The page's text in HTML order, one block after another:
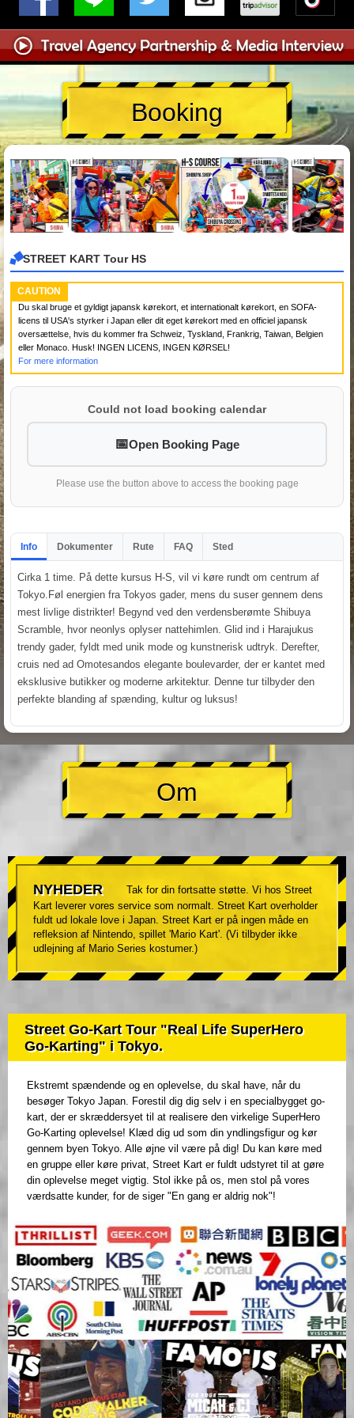
Booking
STREET KART Tour HS
CAUTION
Du skal bruge et gyldigt japansk kørekort, et internationalt kørekort, en SOFA-
licens til USA's styrker i Japan eller dit eget kørekort med en officiel japansk
oversættelse, hvis du kommer fra Schweiz, Tyskland, Frankrig, Taiwan, Belgien
eller Monaco. Husk! INGEN LICENS, INGEN KØRSEL!
For mere information
Could not load booking calendar
Open Booking Page
Please use the button above to access the booking page
Info Dokumenter Rute FAQ Sted
Cirka 1 time. På dette kursus H-S, vil vi køre rundt om centrum af
Tokyo.Føl energien fra Tokyos gader, mens du suser gennem dens
mest livlige distrikter! Begynd ved den verdensberømte Shibuya
Scramble, hvor neonlys oplyser nattehimlen. Glid ind i Harajukus
trendy gader, fyldt med unik mode og kunstnerisk udtryk. Derefter,
cruis ned ad Omotesandos elegante boulevarder, der er kantet med
eksklusive butikker og moderne arkitektur. Denne tur tilbyder den
perfekte blanding af spænding, kultur og luksus!
Om
NYHEDER
Tak for din fortsatte støtte. Vi hos Street
Kart leverer vores service som normalt. Street Kart overholder
fuldt ud lokale love i Japan. Street Kart er på ingen måde en
refleksion af Nintendo, spillet 'Mario Kart'. (Vi tilbyder ikke
udlejning af Mario Series kostumer.)
Street Go-Kart Tour "Real Life SuperHero
Go-Karting" i Tokyo.
Ekstremt spændende og en oplevelse, du skal have, når du
besøger Tokyo Japan. Forestil dig dig selv i en specialbygget go-
kart, der er skræddersyet til at realisere den virkelige SuperHero
Go-Karting oplevelse! Klæd dig ud som din yndlingsfigur og kør
gennem byen Tokyo. Alle øjne vil være på dig! Du kan køre med
en gruppe eller køre privat, Street Kart er fuldt udstyret til at gøre
din oplevelse meget vigtig. Stol ikke på os, men stol på vores
værdsatte kunder, for de siger "En gang er aldrig nok"!